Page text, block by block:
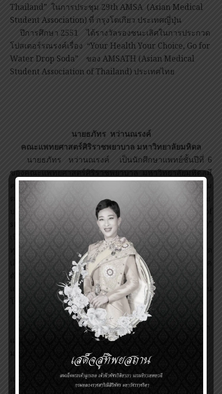
Thailand” ในการประชุม 29th AMSA (Asian Medical
Student Association) ที่ กรุงโตเกียว ประเทศญี่ปุ่น
ปีการศึกษา 2551 ได้รางวัลรองชนะเลิศในการประกวด
โปสเตอร์รณรงค์เรื่อง “Your Health Your Choice, Go for
Water Drop Soda” ของ AMSATH (Asian Medical
Student Association of Thailand) ประเทศไทย
นายธภัทร หว่านณรงค์
คณะแพทยศาสตร์ศิริราชพยาบาล มหาวิทยาลัยมหิดล
นายธภัทร หว่านณรงค์ เป็นนักศึกษาแพทย์ชั้นปีที่ 6
ของคณะแพทยศาสตร์ศิริราชพยาบาล มหาวิทยาลัยมหิดลมี
ความสนใจที่จะทำ “โครงการวิจัยและดูงานเพื่อศึกษาความ
ตระหนักรู้เกี่ยวกับโรคหลอดเลือดสมองและการเข้าถึงระบบ
บริการสาธารณสุขของประชากรไทย (Evaluation of
stroke awareness and access to acute stroke care)”
เนื่องจากโรคหลอดเลือดสมองก่อให้เกิดผลกระทบแก่สังคม
ทุกระดับ คนไทยยังมีความรู้ความเข้าใจในเรื่องโรคหลอด
เลือดสมองไม่ถูกต้อง ซึ่งถือว่าเป็นจุดอ่อนในการป้องกันโรค
ดังนั้นนโยบายการป้องกันจะมีประสิทธิภาพมากขึ้นหากเริ่ม
แก้ปัญหาที่ต้นตอ อันได้แก่ การเพิ่มพูนความตระหนักรู้ใน
โรคหลอดเลือดสมอง
นายธภัทร หว่านณรงค์ มีเกียรติประวัติต่างๆ ดังนี้
ปีการศึกษา 2553 ประธานฝ่ายปฏิคม สโมสรนักศึกษา
แพทย์ศิริราช คณะแพทยศาสตร์ศิริราชพยาบาล
ปีการศึกษา 2553 ประธานอนุกรรมการโครงการ
แข่งขันตอบปัญหาการประยุกต์ความรู้ปรีคลินิก (APK)